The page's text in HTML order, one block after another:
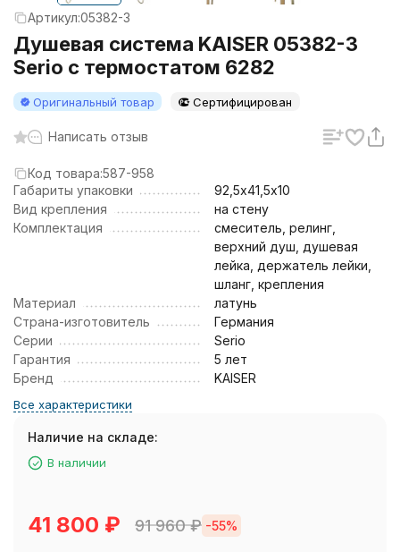
Артикул:05382-3
Душевая система KAISER 05382-3
Serio с термостатом 6282
Оригинальный товар Сертифицирован
Написать отзыв
Код товара:587-958
Габариты упаковки
92,5х41,5х10
Вид крепления
на стену
Комплектация
смеситель, релинг,
верхний душ, душевая
лейка, держатель лейки,
шланг, крепления
Материал
латунь
Страна-изготовитель
Германия
Серии
Serio
Гарантия
5 лет
Бренд
KAISER
Все характеристики
Наличие на складе:
В наличии
41 800 ₽ 91 960₽ -55%